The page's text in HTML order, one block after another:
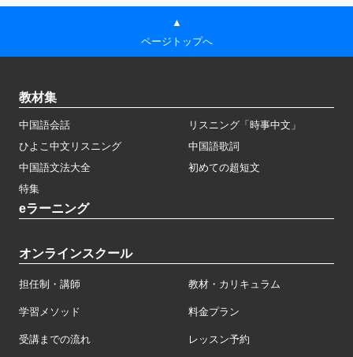
▲
ページトップへ
教材集
中国語会話
リスニング「時事中文」
ひよこ中文リスニング
中国語歌詞
中国語文法大全
初めての超短文
特集
eラーニング
オンラインスクール
担任制・講師 教材・カリキュラム
学習メソッド 料金プラン
受講までの流れ レッスン予約